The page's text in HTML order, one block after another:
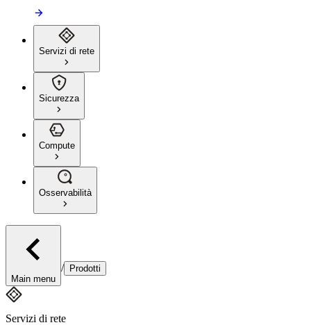
Servizi di rete
Sicurezza
Compute
Osservabilità
Main menu
/ Prodotti
Servizi di rete